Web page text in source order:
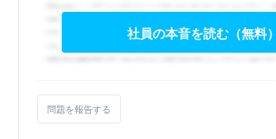
社員の本音を読む（無料）
問題を報告する